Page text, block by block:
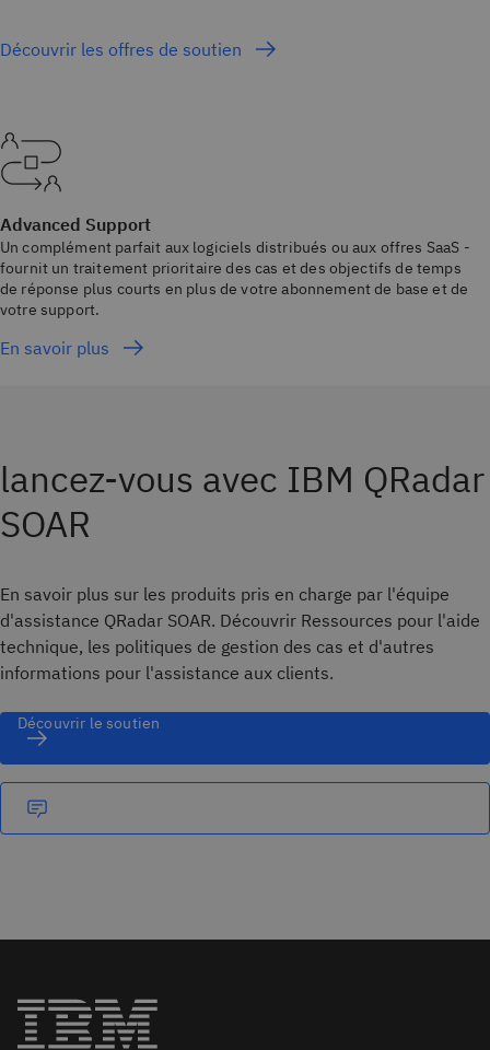
Découvrir les offres de soutien
Advanced Support
Un complément parfait aux logiciels distribués ou aux offres SaaS -
fournit un traitement prioritaire des cas et des objectifs de temps
de réponse plus courts en plus de votre abonnement de base et de
votre support.
En savoir plus
lancez-vous avec IBM QRadar
SOAR
En savoir plus sur les produits pris en charge par l'équipe
d'assistance QRadar SOAR. Découvrir Ressources pour l'aide
technique, les politiques de gestion des cas et d'autres
informations pour l'assistance aux clients.
Découvrir le soutien